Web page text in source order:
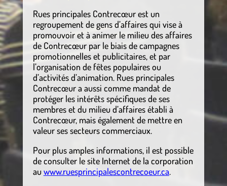
Rues principales Contrecœur est un
regroupement de gens d’affaires qui vise à
promouvoir et à animer le milieu des affaires
de Contrecœur par le biais de campagnes
promotionnelles et publicitaires, et par
l’organisation de fêtes populaires ou
d’activités d’animation. Rues principales
Contrecœur a aussi comme mandat de
protéger les intérêts spécifiques de ses
membres et du milieu d’affaires établi à
Contrecœur, mais également de mettre en
valeur ses secteurs commerciaux.
Pour plus amples informations, il est possible
de consulter le site Internet de la corporation
au www.ruesprincipalescontrecoeur.ca.